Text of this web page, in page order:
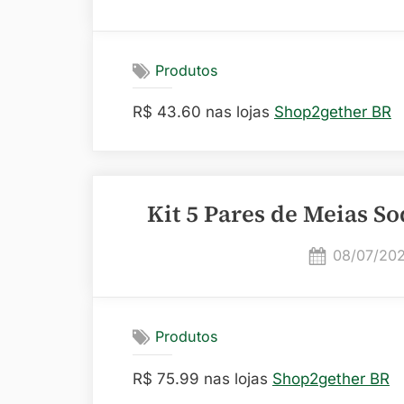
Produtos
R$ 43.60 nas lojas Shop2gether BR
Kit 5 Pares de Meias
Posted
08/07/
Produtos
R$ 75.99 nas lojas Shop2gether BR